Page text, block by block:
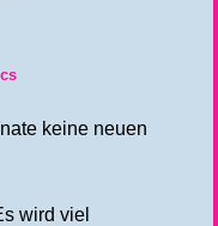
cs
keine neuen
wird viel